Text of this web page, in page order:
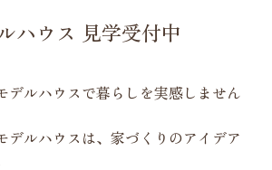
ハウス 見学受付中
デルハウスで暮らしを実感しません
デルハウスは、家づくりのアイデア